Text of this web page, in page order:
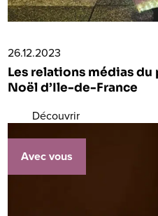
26.12.2023
Les relations médias du
Noël d’Ile-de-France
Découvrir
Avec vous